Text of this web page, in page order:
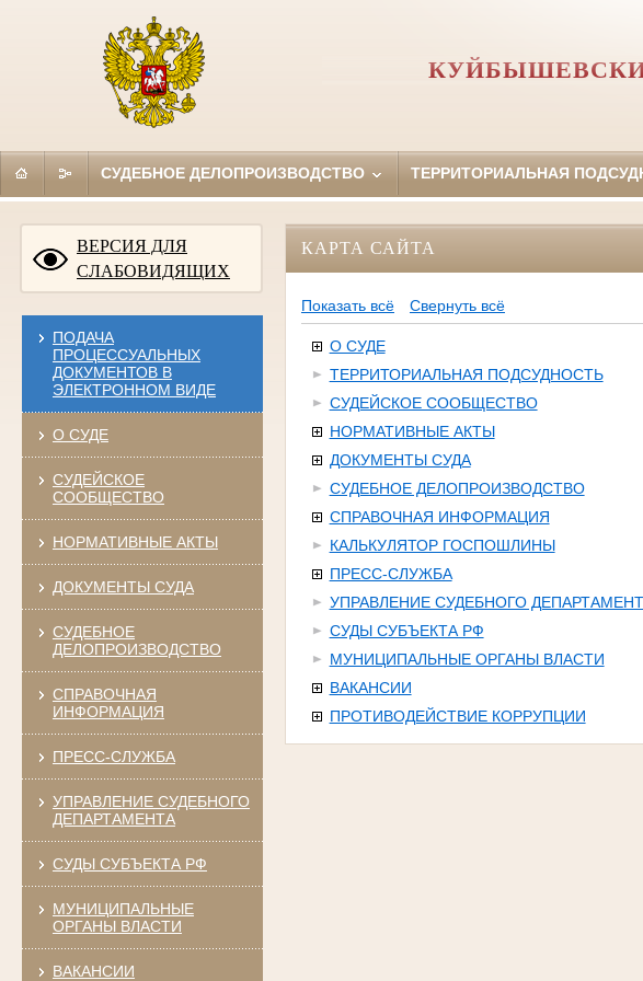
СУДЕБНОЕ ДЕЛОПРОИЗВОДСТВО ТЕРРИТОРИАЛЬНАЯ
ВЕРСИЯ ДЛЯ
СЛАБОВИДЯЩИХ
ПОДАЧА
ПРОЦЕССУАЛЬНЫХ
ДОКУМЕНТОВ В
ЭЛЕКТРОННОМ ВИДЕ
О СУДЕ
СУДЕЙСКОЕ
СООБЩЕСТВО
НОРМАТИВНЫЕ АКТЫ
ДОКУМЕНТЫ СУДА
СУДЕБНОЕ
ДЕЛОПРОИЗВОДСТВО
СПРАВОЧНАЯ
ИНФОРМАЦИЯ
ПРЕСС-СЛУЖБА
УПРАВЛЕНИЕ СУДЕБНОГО
ДЕПАРТАМЕНТА
СУДЫ СУБЪЕКТА РФ
МУНИЦИПАЛЬНЫЕ
ОРГАНЫ ВЛАСТИ
ВАКАНСИИ
КАРТА САЙТА
Показать всё Свернуть всё
О СУДЕ
ТЕРРИТОРИАЛЬНАЯ ПОДСУДНОСТЬ
СУДЕЙСКОЕ СООБЩЕСТВО
НОРМАТИВНЫЕ АКТЫ
ДОКУМЕНТЫ СУДА
СУДЕБНОЕ ДЕЛОПРОИЗВОДСТВО
СПРАВОЧНАЯ ИНФОРМАЦИЯ
КАЛЬКУЛЯТОР ГОСПОШЛИНЫ
ПРЕСС-СЛУЖБА
УПРАВЛЕНИЕ СУДЕБНОГО
СУДЫ СУБЪЕКТА РФ
МУНИЦИПАЛЬНЫЕ ОРГАНЫ ВЛАСТИ
ВАКАНСИИ
ПРОТИВОДЕЙСТВИЕ КОРРУПЦИИ